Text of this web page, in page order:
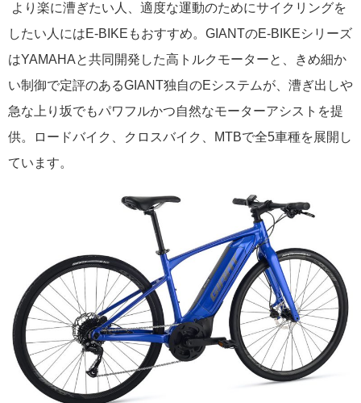
より楽に漕ぎたい人、適度な運動のためにサイクリングを
したい人にはE-BIKEもおすすめ。GIANTのE-BIKEシリーズ
はYAMAHAと共同開発した高トルクモーターと、きめ細か
い制御で定評のあるGIANT独自のEシステムが、漕ぎ出しや
急な上り坂でもパワフルかつ自然なモーターアシストを提
供。ロードバイク、クロスバイク、MTBで全5車種を展開し
ています。